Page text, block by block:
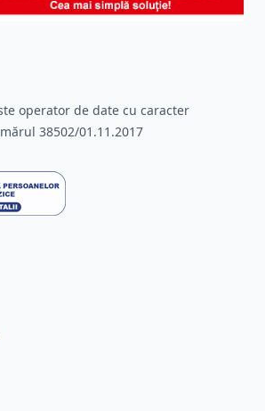
operator de date cu caracter
38502/01.11.2017